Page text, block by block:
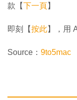
款【下一頁】
即刻【按此】，用
Source： 9to5mac